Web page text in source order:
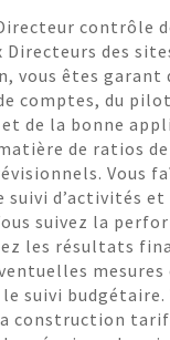
contrôle
Directeurs des
vous êtes garant
comptes, du
de la bonne
de ratios
Vous
suivi d’activités et
suivez la
les résultats
mesures
suivi budgétaire.
construction